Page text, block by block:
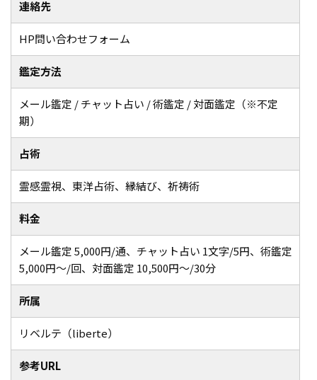
連絡先
HP問い合わせフォーム
鑑定方法
メール鑑定 / チャット占い / 術鑑定 / 対面鑑定（※不定
期）
占術
霊感霊視、東洋占術、縁結び、祈祷術
料金
メール鑑定 5,000円/通、チャット占い 1文字/5円、術鑑定
5,000円～/回、対面鑑定 10,500円～/30分
所属
リベルテ（liberte）
参考URL